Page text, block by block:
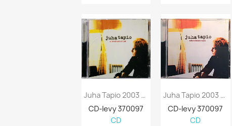
Juha Tapio 2003 5050466-7849-2-6 Mitä...
CD-levy 370097
CD
Juha Tapio 2003 5050466-7849-2-6 Mitä...
CD-levy 370097
CD